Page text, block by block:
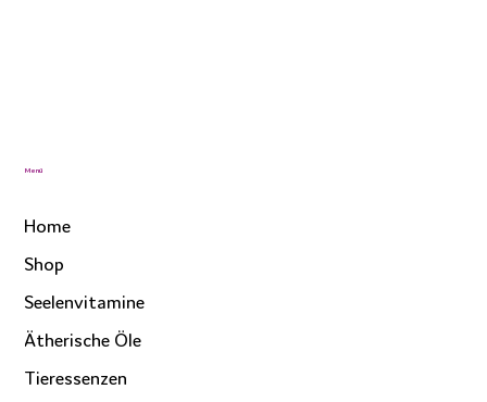
Menü
Home
Shop
Seelenvitamine
Ätherische Öle
Tieressenzen